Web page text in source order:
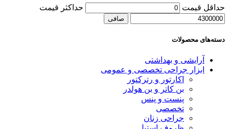
حداقل قیمت حداكثر قيمت
صافی
دسته‌های محصولات
آرایشی و بهداشتی
ابزار جراحی تخصصی و عمومی
اکارتور و رترکتور
بن کاتر و بن هولدر
پنست و پنس
تخصصی
جراحی زنان